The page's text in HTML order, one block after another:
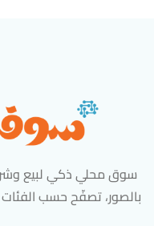
سوق محلي ذكي لبيع
بالصور، تصفّح حسب